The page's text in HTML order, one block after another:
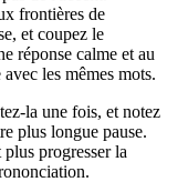
frontières de
et coupez le
réponse calme et au
les mêmes mots.
la une fois, et notez
plus longue pause.
progresser la